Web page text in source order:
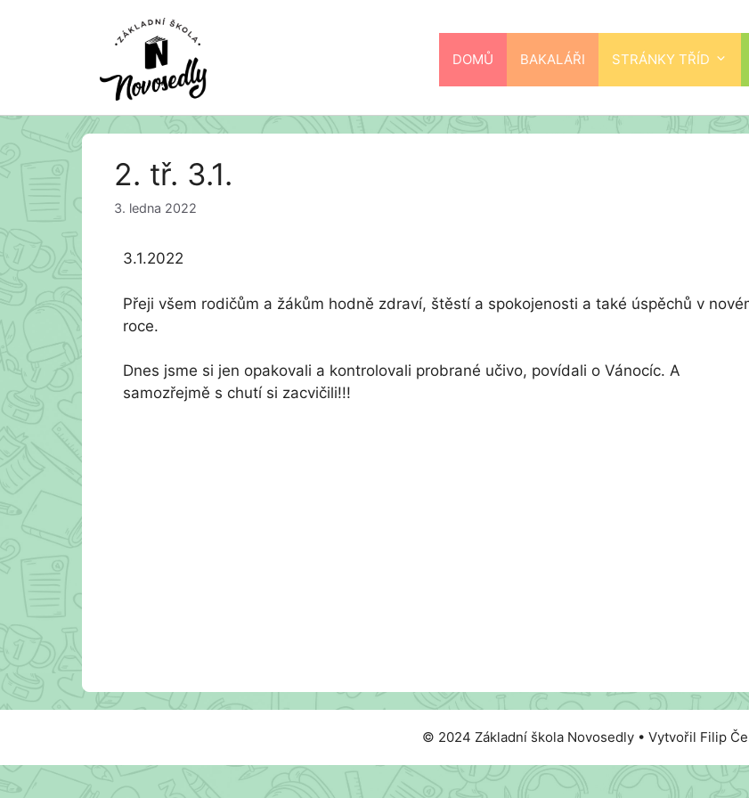
DOMŮ BAKALÁŘI STRÁNKY TŘÍD
2. tř. 3.1.
3. ledna 2022
3.1.2022
Přeji všem rodičům a žákům hodně zdraví, štěstí a spokojenosti a také úspěchů v
roce.
Dnes jsme si jen opakovali a kontrolovali probrané učivo, povídali o Vánocíc. A
samozřejmě s chutí si zacvičili!!!
© 2024 Základní škola Novosedly • Vytvořil Filip